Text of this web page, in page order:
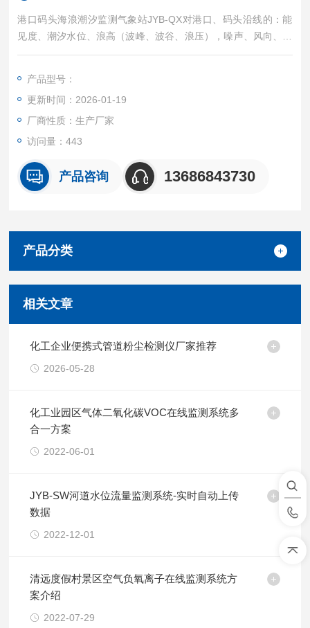
港口码头海浪潮汐监测气象站JYB-QX对港口、码头沿线的：能
见度、潮汐水位、浪高（波峰、波谷、浪压），噪声、风向、风
速、大气压力、气温、湿度、雨量、光照，紫外辐射等等进行自
统参考。在恶劣气象条件下能及时发出警示信息，以多种方式告
知管理人员和船舶，及游客行人提高安全预警
产品型号：
更新时间：2026-01-19
厂商性质：生产厂家
访问量：443
产品咨询 13686843730
产品分类
相关文章
化工企业便携式管道粉尘检测仪厂家推荐
2026-05-28
化工业园区气体二氧化碳VOC在线监测系统多
合一方案
2022-06-01
JYB-SW河道水位流量监测系统-实时自动上传
数据
2022-12-01
清远度假村景区空气负氧离子在线监测系统方
案介绍
2022-07-29